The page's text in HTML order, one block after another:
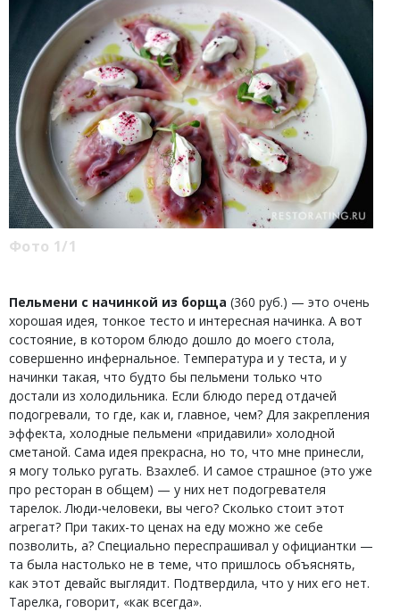
Фото 1/1
Пельмени с начинкой из борща (360 руб.) — это очень
хорошая идея, тонкое тесто и интересная начинка. А вот
состояние, в котором блюдо дошло до моего стола,
совершенно инфернальное. Температура и у теста, и у
начинки такая, что будто бы пельмени только что
достали из холодильника. Если блюдо перед отдачей
подогревали, то где, как и, главное, чем? Для закрепления
эффекта, холодные пельмени «придавили» холодной
сметаной. Сама идея прекрасна, но то, что мне принесли,
я могу только ругать. Взахлеб. И самое страшное (это уже
про ресторан в общем) — у них нет подогревателя
тарелок. Люди-человеки, вы чего? Сколько стоит этот
агрегат? При таких-то ценах на еду можно же себе
позволить, а? Специально переспрашивал у официантки —
та была настолько не в теме, что пришлось объяснять,
как этот девайс выглядит. Подтвердила, что у них его нет.
Тарелка, говорит, «как всегда».